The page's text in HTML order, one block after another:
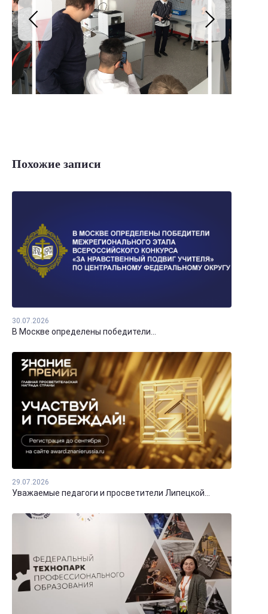
Похожие записи
30.07.2026
В Москве определены победители...
29.07.2026
Уважаемые педагоги и просветители Липецкой...